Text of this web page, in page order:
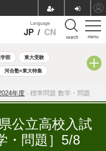
menu
Language
JP / CN search
学部 東大受験
河合塾×東大特集
会・相談会
材（中学生向け）
年度 標準問題 数学・問題
公立高校入試
・問題］5/8